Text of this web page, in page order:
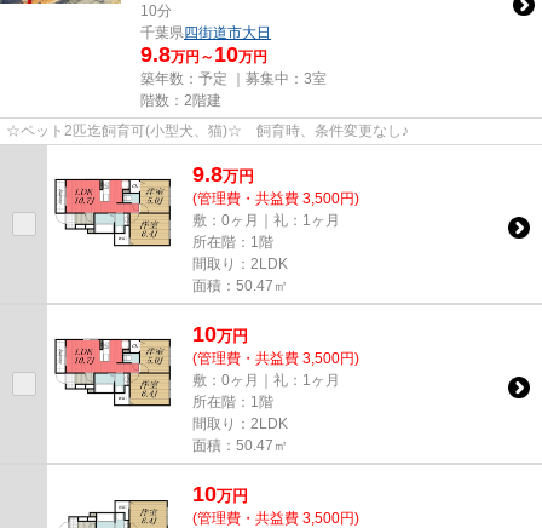
10分
千葉県四街道市大日
9.8万円～ 10万円
築年数：予定 ｜募集中： 3室
階数：2階建
☆ペット2匹迄飼育可(小型犬、猫)☆ 飼育時、条件変更なし♪
9.8万円
(管理費・共益費 3,500円)
敷：0ヶ月｜礼：1ヶ月
所在階：1階
間取り：2LDK
面積：50.47㎡
10万円
(管理費・共益費 3,500円)
敷：0ヶ月｜礼：1ヶ月
所在階：1階
間取り：2LDK
面積：50.47㎡
10万円
(管理費・共益費 3,500円)